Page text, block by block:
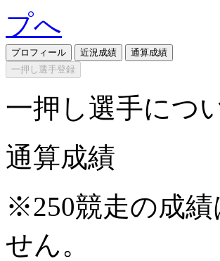
プロフィール 近況成績
通算成績
一押し選手登録
一押し選手につ
通算成績
※250競走の成
せん。